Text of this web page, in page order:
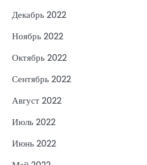
Декабрь 2022
Ноябрь 2022
Октябрь 2022
Сентябрь 2022
Август 2022
Июль 2022
Июнь 2022